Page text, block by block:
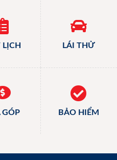
LÁI THỬ
GÓP BẢO HIỂM